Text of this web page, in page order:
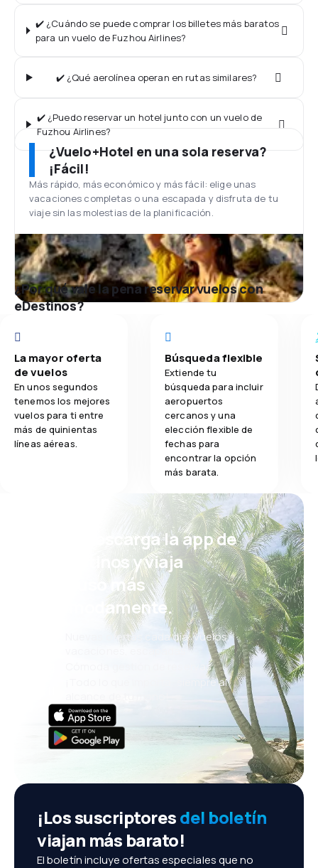
✔️ ¿Cuándo se puede comprar los billetes más baratos
para un vuelo de Fuzhou Airlines?
✔️ ¿Qué aerolínea operan en rutas similares?
✔️ ¿Puedo reservar un hotel junto con un vuelo de
Fuzhou Airlines?
¿Vuelo+Hotel en una sola reserva?
¡Fácil!
Más rápido, más económico y más fácil: elige unas
vacaciones completas o una escapada y disfruta de tu
viaje sin las molestias de la planificación.
¿Por qué vale la pena reservar vuelos con
eDestinos?
La mayor oferta
de vuelos
En unos segundos
tenemos los mejores
vuelos para ti entre
más de quinientas
líneas aéreas.
Búsqueda flexible
Extiende tu
búsqueda para incluir
aeropuertos
cercanos y una
elección flexible de
fechas para
encontrar la opción
más barata.
¡Eh! Descarga la app de
eDestinos y viaja
incluso más
cómodamente.
Nuevas ofertas cada día: vuelos,
vacaciones, escapadas
Cómoda gestión de reservas
¡Todo lo que importa, siempre al
¡Los suscriptoresdel boletín
viajan más barato!
El boletín incluye ofertas especiales que no